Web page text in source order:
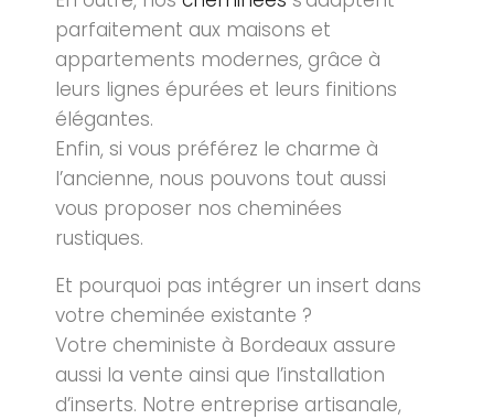
parfaitement aux maisons et
appartements modernes, grâce à
leurs lignes épurées et leurs finitions
élégantes.
Enfin, si vous préférez le charme à
l’ancienne, nous pouvons tout aussi
vous proposer nos cheminées
rustiques.
Et pourquoi pas intégrer un insert dans
votre cheminée existante ?
Votre cheministe à Bordeaux assure
aussi la vente ainsi que l’installation
d’inserts. Notre entreprise artisanale,